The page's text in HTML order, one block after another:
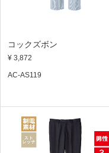
コックズボン
¥ 3,872
AC-AS119